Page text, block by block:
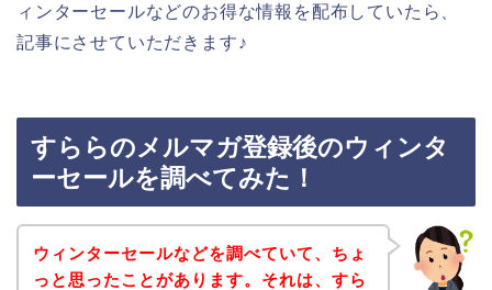
ィンターセールなどのお得な情報を配布していたら、
記事にさせていただきます♪
すららのメルマガ登録後のウィンタ
ーセールを調べてみた！
ウィンターセールなどを調べていて、ちょ
っと思ったことがあります。それは、すら